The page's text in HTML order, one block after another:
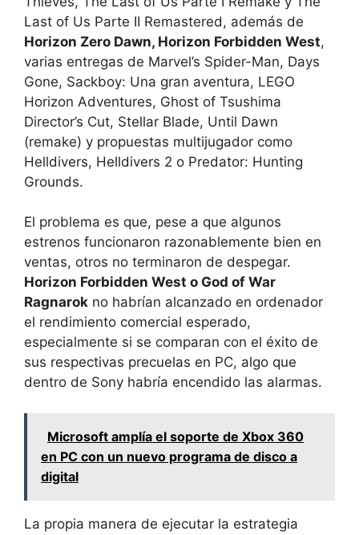
Last of Us Parte II Remastered, además de
Horizon Zero Dawn, Horizon Forbidden West,
varias entregas de Marvel’s Spider-Man, Days
Gone, Sackboy: Una gran aventura, LEGO
Horizon Adventures, Ghost of Tsushima
Director’s Cut, Stellar Blade, Until Dawn
(remake) y propuestas multijugador como
Helldivers, Helldivers 2 o Predator: Hunting
Grounds.
El problema es que, pese a que algunos
estrenos funcionaron razonablemente bien en
ventas, otros no terminaron de despegar.
Horizon Forbidden West o God of War
Ragnarok no habrían alcanzado en ordenador
el rendimiento comercial esperado,
especialmente si se comparan con el éxito de
sus respectivas precuelas en PC, algo que
dentro de Sony habría encendido las alarmas.
Microsoft amplía el soporte de Xbox 360
en PC con un nuevo programa de disco a
digital
La propia manera de ejecutar la estrategia